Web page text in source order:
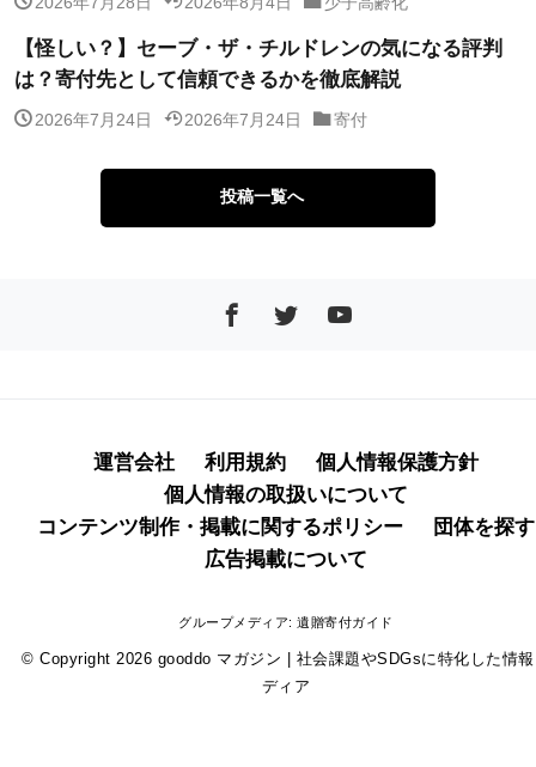
【怪しい？】セーブ・ザ・チルドレンの気になる評判
は？寄付先として信頼できるかを徹底解説
2026年7月24日 2026年7月24日 寄付
投稿一覧へ
運営会社 利用規約
個人情報保護方針
個人情報の取扱いについて
コンテンツ制作・掲載に関するポリシー
団体を探す
広告掲載について
グループメディア:遺贈寄付ガイド
© Copyright 2026 gooddo マガジン | 社会課題やSDGsに特化した情
ディア